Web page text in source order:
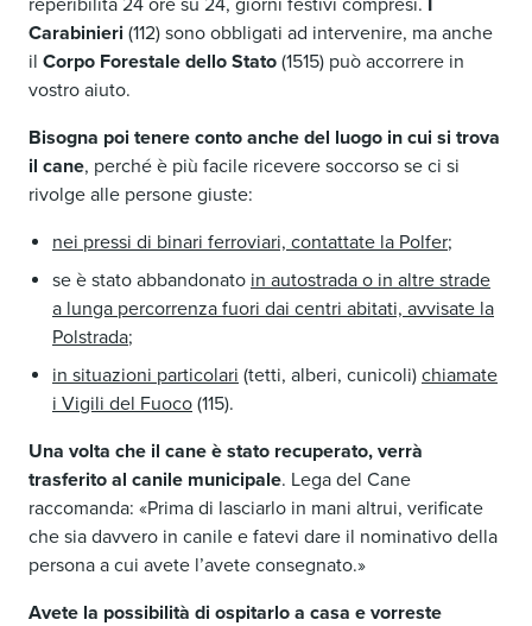
reperibilità 24 ore su 24, giorni festivi compresi. I
Carabinieri (112) sono obbligati ad intervenire, ma anche
il Corpo Forestale dello Stato (1515) può accorrere in
vostro aiuto.
Bisogna poi tenere conto anche del luogo in cui si trova
il cane, perché è più facile ricevere soccorso se ci si
rivolge alle persone giuste:
nei pressi di binari ferroviari, contattate la Polfer;
se è stato abbandonato in autostrada o in altre strade
a lunga percorrenza fuori dai centri abitati, avvisate la
Polstrada;
in situazioni particolari (tetti, alberi, cunicoli) chiamate
i Vigili del Fuoco (115).
Una volta che il cane è stato recuperato, verrà
trasferito al canile municipale. Lega del Cane
raccomanda: «Prima di lasciarlo in mani altrui, verificate
che sia davvero in canile e fatevi dare il nominativo della
persona a cui avete l’avete consegnato.»
Avete la possibilità di ospitarlo a casa e vorreste